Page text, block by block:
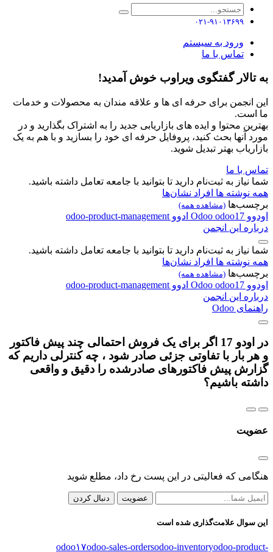
۰۲۱-۹۱۰۱۳۶۹۹
ورود به سیستم
تماس با ما
به تالار گفتگوی ویراوب خوش آمدید!
این انجمن برای حرفه ای ها و علاقه مندان به محصولات و خدمات
ما است.
بهترین محتوا و ایده های بازاریابی جدید را به اشتراک بگذارید و در
مورد آنها بحث کنید، پروفایل حرفه ای خود را بسازید و با هم به یک
بازاریاب بهتر تبدیل شوید.
تماس با ما
شما نیاز به ثبت‌نام دارید تا بتوانید با جامعه تعامل داشته باشید.
همه نوشته ها افراد نشان‌ها
برچسب‌ها (مشاهده همه)
اودوو Odoo odoo17 ادوو odoo-product-management
درباره این انجمن
شما نیاز به ثبت‌نام دارید تا بتوانید با جامعه تعامل داشته باشید.
همه نوشته ها افراد نشان‌ها
برچسب‌ها (مشاهده همه)
اودوو Odoo odoo17 ادوو odoo-product-management
درباره این انجمن
راهنمای Odoo
در اودو 17 اگر برای یک فروش احتمالی چند پیش فاکتور
و هر بار با تفاوتی جزئی صادر شود ، چه کنترلی داریم که
گزارش پیش فاکتورهای صادرشده را دقیق و واقعی
داشته باشیم؟
عضویت
هنگامی که فعالیتی در این پست رخ داد، مطلع شوید
عضویت دنبال کردن
این سوال علامت‌گذاری شده است
odoo۱۷odoo-sales-ordersodoo-inventoryodoo-product-